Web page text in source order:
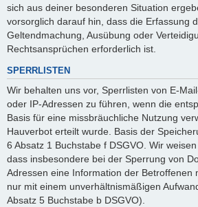
sich aus deiner besonderen Situation
vorsorglich darauf hin, dass die Erfassung
Geltendmachung, Ausübung oder
Rechtsansprüchen erforderlich ist.
SPERRLISTEN
Wir behalten uns vor, Sperrlisten von E-
oder IP-Adressen zu führen, wenn die
Basis für eine missbräuchliche Nutzung
Hauverbot erteilt wurde. Basis der
6 Absatz 1 Buchstabe f DSGVO. Wir
dass insbesondere bei der Sperrung von
Adressen eine Information der Betroffenen
nur mit einem unverhältnismäßigen
Absatz 5 Buchstabe b DSGVO).